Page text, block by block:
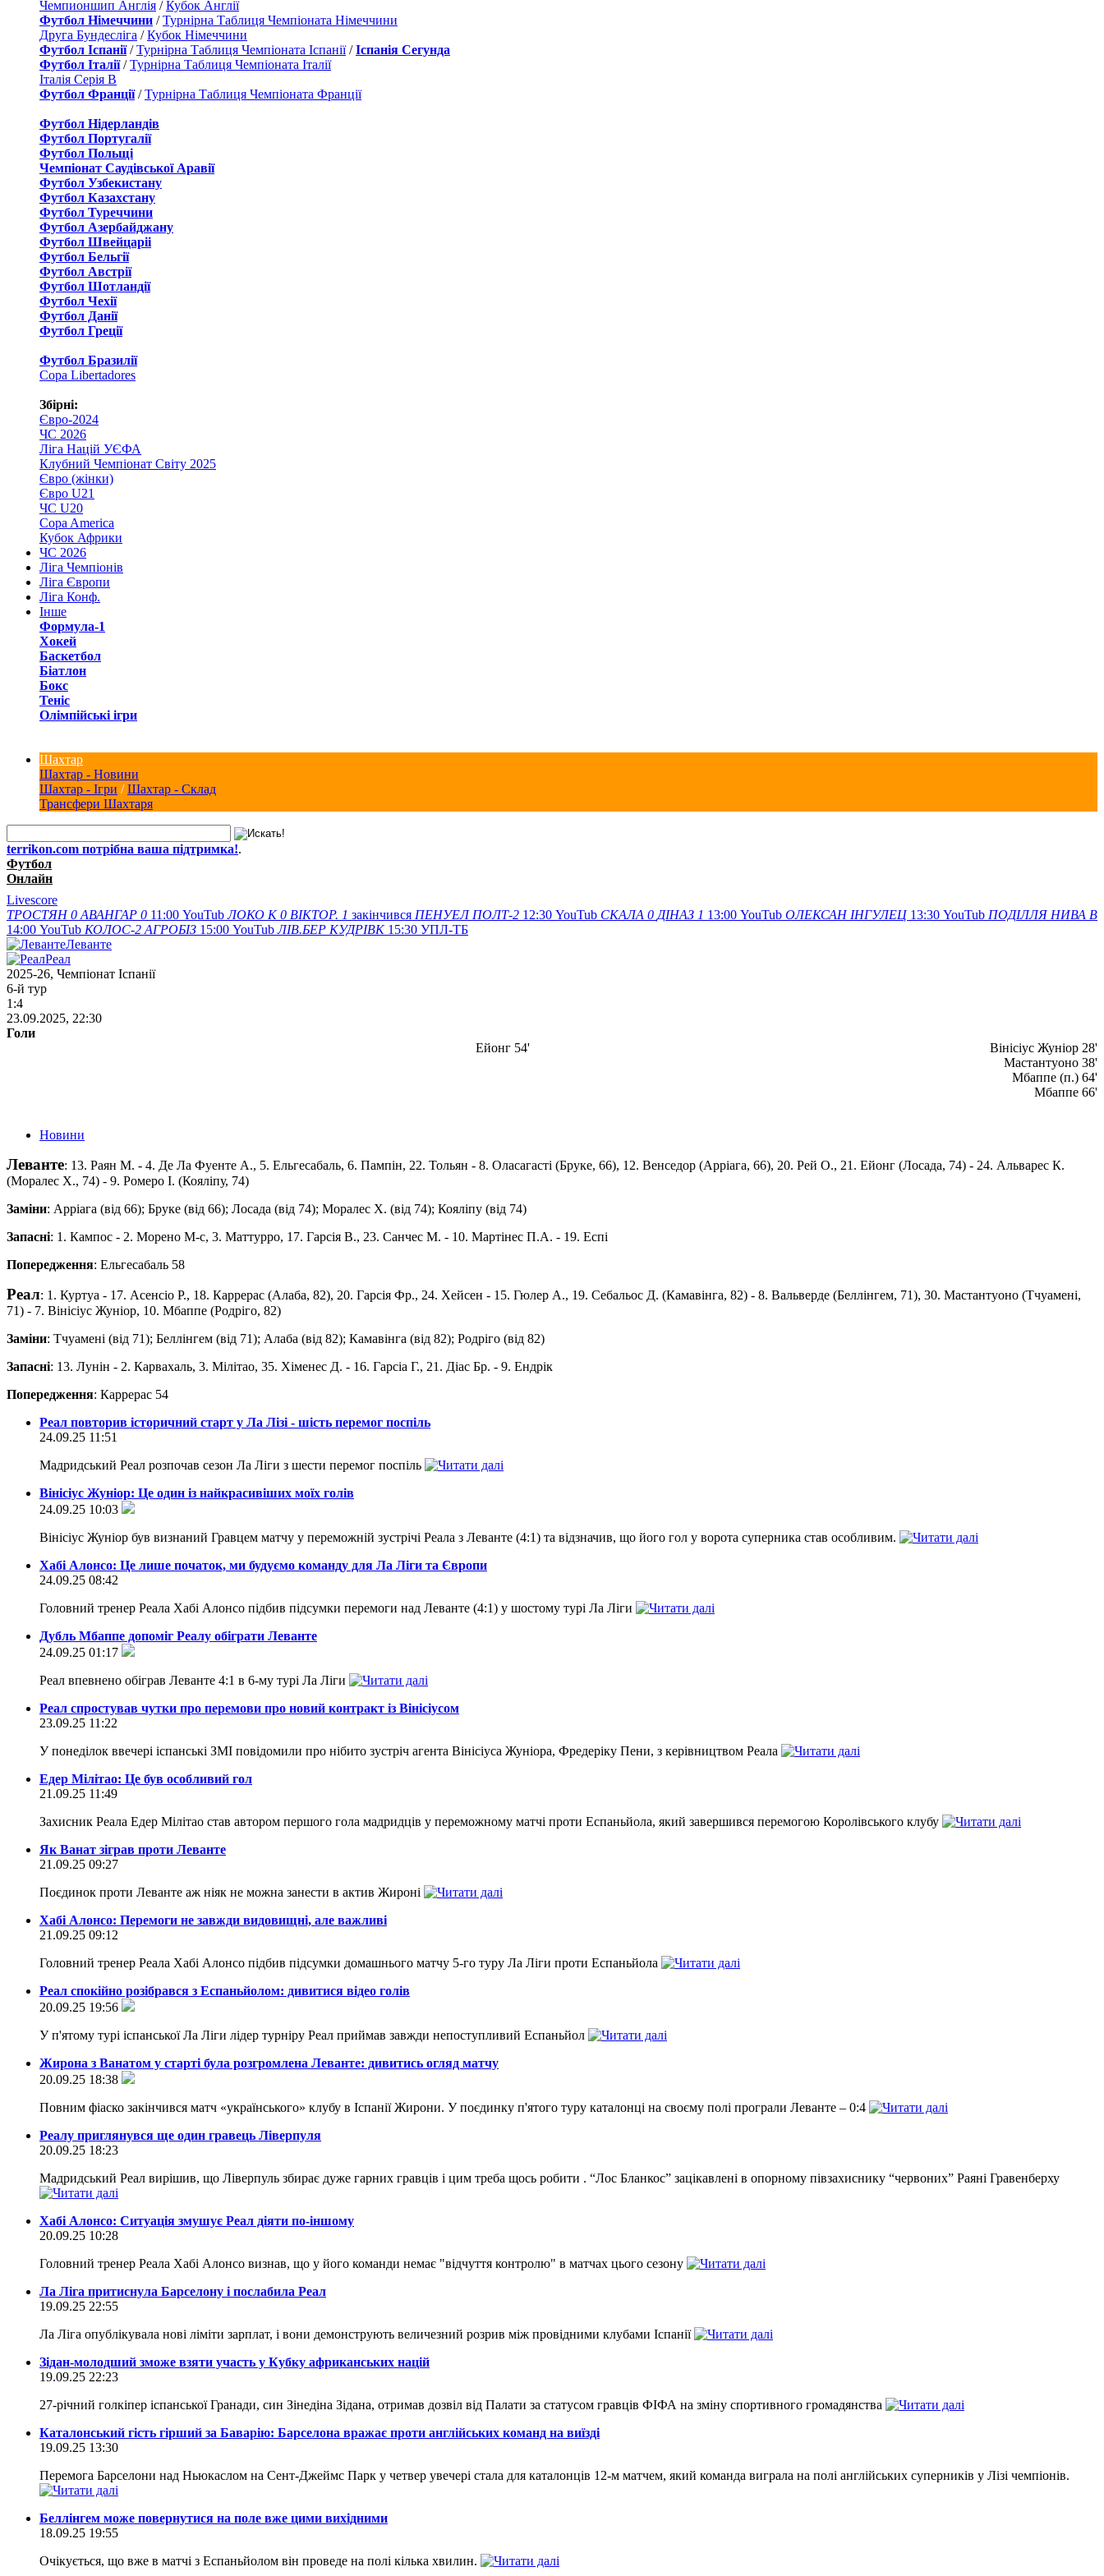
Чемпионшип Англія /Кубок Англії
Футбол Німеччини /Турнірна Таблиця Чемпіоната Німеччини
Друга Бундесліга /Кубок Німеччини
Футбол Іспанії/Турнірна Таблиця Чемпіоната Іспанії/Іспанія Сегунда
Футбол Італії/Турнірна Таблиця Чемпіоната Італії
Італія Серія B
Футбол Франції/Турнірна Таблиця Чемпіоната Франції
Футбол Нідерландiв
Футбол Португалії
Футбол Польщі
Чемпіонат Саудівської Аравії
Футбол Узбекистану
Футбол Казахстану
Футбол Туреччини
Футбол Азербайджану
Футбол Швейцаріі
Футбол Бельгії
Футбол Австрії
Футбол Шотландії
Футбол Чехії
Футбол Данії
Футбол Греції
Футбол Бразилії
Copa Libertadores
Збірні:
Євро-2024
ЧС 2026
Ліга Націй УЄФА
Клубний Чемпіонат Світу 2025
Євро (жінки)
Євро U21
ЧС U20
Copa America
Кубок Африки
ЧС 2026
Ліга Чемпіонів
Ліга Європи
Ліга Конф.
Інше
Формула-1
Хокей
Баскетбол
Біатлон
Бокс
Теніс
Олімпійські ігри
Шахтар
Шахтар - Новини
Шахтар - Ігри /Шахтар - Склад
Трансфери Шахтаря
terrikon.com потрібна ваша підтримка!.
Футбол
Онлайн
Livescore
ТРОСТЯН 0 АВАНГАР 0 11:00 YouTub ЛОКО К 0 ВІКТОР. 1 закінчився ПЕНУЕЛ ПОЛТ-2 12:30 YouTub СКАЛА 0 ДІНАЗ 1 13:00 YouTub ОЛЕКСАН ІНГУЛЕЦ 13:30 YouTub ПОДІЛЛЯ НИВА В
14:00 YouTub КОЛОС-2 АГРОБІЗ 15:00 YouTub ЛІВ.БЕР КУДРІВК 15:30 УПЛ-ТБ
Леванте
Реал
2025-26, Чемпiонат Іспанії
6-й тур
1:4
23.09.2025, 22:30
Голи
Ейонг 54'
Вінісіус Жуніор 28'
Мастантуоно 38'
Мбаппе (п.) 64'
Мбаппе 66'
Новини
Леванте: 13. Раян М. - 4. Де Ла Фуенте А., 5. Ельгесабаль, 6. Пампiн, 22. Тольян - 8. Оласагасті (Бруке, 66), 12. Венседор (Арріага, 66), 20. Рей О., 21. Ейонг (Лосада, 74) - 24. Альварес К.
(Моралес Х., 74) - 9. Ромеро І. (Коялiпу, 74)
Заміни: Арріага (від 66); Бруке (від 66); Лосада (від 74); Моралес Х. (від 74); Коялiпу (від 74)
Запасні: 1. Кампос - 2. Морено М-с, 3. Маттурро, 17. Гарсія В., 23. Санчес М. - 10. Мартінес П.А. - 19. Еспi
Попередження: Ельгесабаль 58
Реал: 1. Куртуа - 17. Асенсіо Р., 18. Каррерас (Алаба, 82), 20. Гарсія Фр., 24. Хейсен - 15. Гюлер А., 19. Себальос Д. (Камавінга, 82) - 8. Вальверде (Беллінгем, 71), 30. Мастантуоно (Тчуамені,
71) - 7. Вінісіус Жуніор, 10. Мбаппе (Родріго, 82)
Заміни: Тчуамені (від 71); Беллінгем (від 71); Алаба (від 82); Камавінга (від 82); Родріго (від 82)
Запасні: 13. Лунін - 2. Карвахаль, 3. Мілітао, 35. Хіменес Д. - 16. Гарсіа Г., 21. Діас Бр. - 9. Ендрік
Попередження: Каррерас 54
Реал повторив історичний старт у Ла Лізі - шість перемог поспіль
24.09.25 11:51
Мадридський Реал розпочав сезон Ла Ліги з шести перемог поспіль
Вінісіус Жуніор: Це один із найкрасивіших моїх голів
24.09.25 10:03
Вінісіус Жуніор був визнаний Гравцем матчу у переможній зустрічі Реала з Леванте (4:1) та відзначив, що його гол у ворота суперника став особливим.
Хабі Алонсо: Це лише початок, ми будуємо команду для Ла Ліги та Європи
24.09.25 08:42
Головний тренер Реала Хабі Алонсо підбив підсумки перемоги над Леванте (4:1) у шостому турі Ла Ліги
Дубль Мбаппе допоміг Реалу обіграти Леванте
24.09.25 01:17
Реал впевнено обіграв Леванте 4:1 в 6-му турі Ла Ліги
Реал спростував чутки про перемови про новий контракт із Вінісіусом
23.09.25 11:22
У понеділок ввечері іспанські ЗМІ повідомили про нібито зустріч агента Вінісіуса Жуніора, Фредеріку Пени, з керівництвом Реала
Едер Мілітао: Це був особливий гол
21.09.25 11:49
Захисник Реала Едер Мілітао став автором першого гола мадридців у переможному матчі проти Еспаньйола, який завершився перемогою Королівського клубу
Як Ванат зіграв проти Леванте
21.09.25 09:27
Поєдинок проти Леванте аж ніяк не можна занести в актив Жироні
Хабі Алонсо: Перемоги не завжди видовищні, але важливі
21.09.25 09:12
Головний тренер Реала Хабі Алонсо підбив підсумки домашнього матчу 5-го туру Ла Ліги проти Еспаньйола
Реал спокійно розібрався з Еспаньйолом: дивитися відео голів
20.09.25 19:56
У п'ятому турі іспанської Ла Ліги лідер турніру Реал приймав завжди непоступливий Еспаньйол
Жирона з Ванатом у старті була розгромлена Леванте: дивитись огляд матчу
20.09.25 18:38
Повним фіаско закінчився матч «українського» клубу в Іспанії Жирони. У поєдинку п'ятого туру каталонці на своєму полі програли Леванте – 0:4
Реалу приглянувся ще один гравець Ліверпуля
20.09.25 18:23
Мадридський Реал вирішив, що Ліверпуль збирає дуже гарних гравців і цим треба щось робити . “Лос Бланкос” зацікавлені в опорному півзахиснику “червоних” Раяні Гравенберху
Хабі Алонсо: Ситуація змушує Реал діяти по-іншому
20.09.25 10:28
Головний тренер Реала Хабі Алонсо визнав, що у його команди немає "відчуття контролю" в матчах цього сезону
Ла Ліга притиснула Барселону і послабила Реал
19.09.25 22:55
Ла Ліга опублікувала нові ліміти зарплат, і вони демонструють величезний розрив між провідними клубами Іспанії
Зідан-молодший зможе взяти участь у Кубку африканських націй
19.09.25 22:23
27-річний голкіпер іспанської Гранади, син Зінедіна Зідана, отримав дозвіл від Палати за статусом гравців ФІФА на зміну спортивного громадянства
Каталонський гість гірший за Баварію: Барселона вражає проти англійських команд на виїзді
19.09.25 13:30
Перемога Барселони над Ньюкаслом на Сент-Джеймс Парк у четвер увечері стала для каталонців 12-м матчем, який команда виграла на полі англійських суперників у Лізі чемпіонів.
Беллінгем може повернутися на поле вже цими вихідними
18.09.25 19:55
Очікується, що вже в матчі з Еспаньйолом він проведе на полі кілька хвилин.